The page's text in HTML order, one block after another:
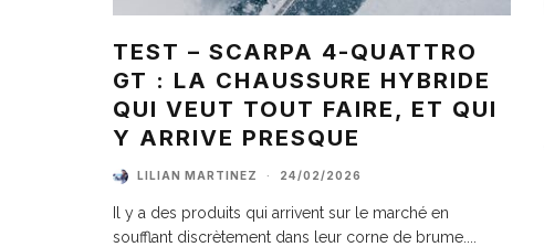
TEST – SCARPA 4-QUATTRO
GT : LA CHAUSSURE HYBRIDE
QUI VEUT TOUT FAIRE, ET QUI
Y ARRIVE PRESQUE
LILIAN MARTINEZ · 24/02/2026
Il y a des produits qui arrivent sur le marché en
soufflant discrètement dans leur corne de brume.